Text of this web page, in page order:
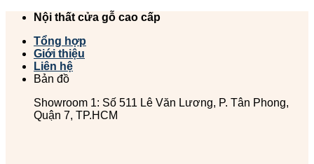
Chuyển
dung
Nội thất cửa gỗ cao cấp
Tổng hợp
Giới thiệu
Liên hệ
Bản đồ
Showroom 1: Số 511 Lê Văn Lương, P. Tân Phong,
Quận 7, TP.HCM